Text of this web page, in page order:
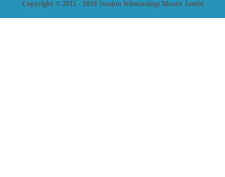
Copyright © 2015 - 2019 Stasiun Klimatologi Muaro Jambi